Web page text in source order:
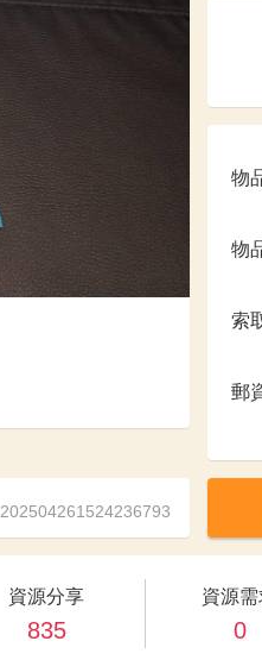
物
物
索
郵
202504261524236793
資源分享
835
資源
0